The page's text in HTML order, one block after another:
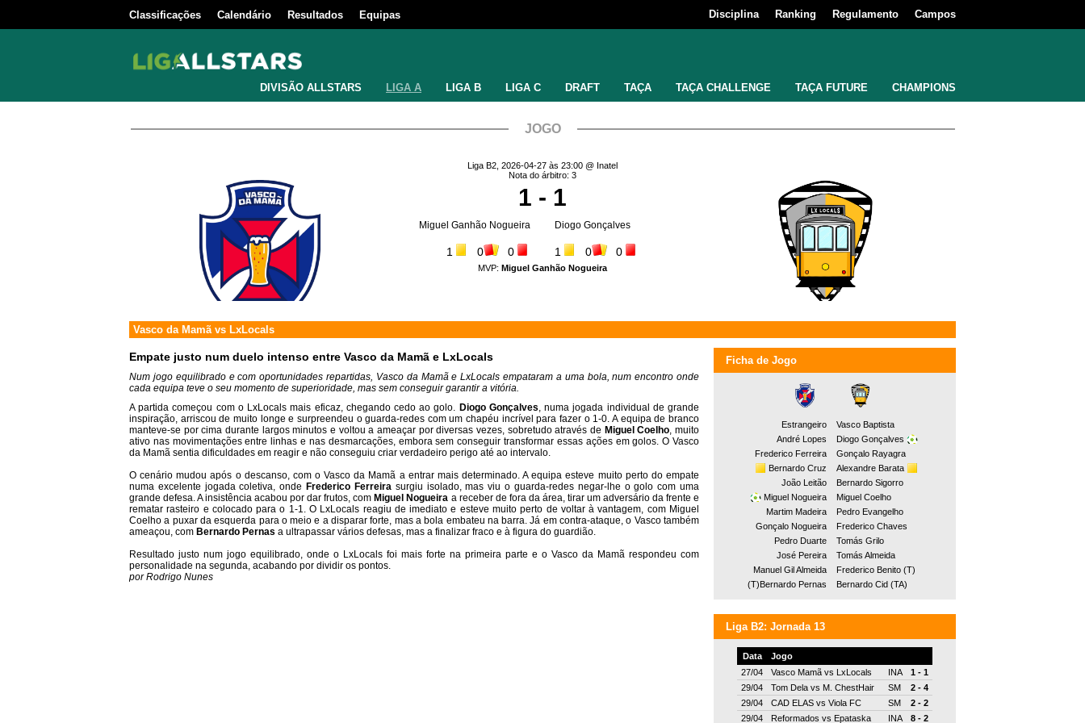
Classificações Calendário Resultados Equipas Disciplina Ranking Regulamento Campos
DIVISÃO ALLSTARS LIGA A LIGA B LIGA C DRAFT TAÇA TAÇA CHALLENGE TAÇA FUTURE CHAMPIONS
JOGO
Liga B2, 2026-04-27 às 23:00 @ Inatel
Nota do árbitro: 3
1 - 1
Miguel Ganhão Nogueira Diogo Gonçalves
1 0 0 1 0 0
MVP: Miguel Ganhão Nogueira
Vasco da Mamãvs LxLocals
Empate justo num duelo intenso entre Vasco da Mamã e LxLocals
Num jogo equilibrado e com oportunidades repartidas, Vasco da Mamã e LxLocals empataram a uma bola, num encontro onde
cada equipa teve o seu momento de superioridade, mas sem conseguir garantir a vitória.
A partida começou com o LxLocals mais eficaz, chegando cedo ao golo. Diogo Gonçalves, numa jogada individual de grande
inspiração, arriscou de muito longe e surpreendeu o guarda-redes com um chapéu incrível para fazer o 1-0. A equipa de branco
manteve-se por cima durante largos minutos e voltou a ameaçar por diversas vezes, sobretudo através de Miguel Coelho, muito
ativo nas movimentações entre linhas e nas desmarcações, embora sem conseguir transformar essas ações em golos. O Vasco
da Mamã sentia dificuldades em reagir e não conseguiu criar verdadeiro perigo até ao intervalo.
O cenário mudou após o descanso, com o Vasco da Mamã a entrar mais determinado. A equipa esteve muito perto do empate
numa excelente jogada coletiva, onde Frederico Ferreirasurgiu isolado, mas viu o guarda-redes negar-lhe o golo com uma
grande defesa. A insistência acabou por dar frutos, com Miguel Nogueira a receber de fora da área, tirar um adversário da frente e
rematar rasteiro e colocado para o 1-1. O LxLocals reagiu de imediato e esteve muito perto de voltar à vantagem, com Miguel
Coelho a puxar da esquerda para o meio e a disparar forte, mas a bola embateu na barra. Já em contra-ataque, o Vasco também
ameaçou, com Bernardo Pernas a ultrapassar vários defesas, mas a finalizar fraco e à figura do guardião.
Resultado justo num jogo equilibrado, onde o LxLocals foi mais forte na primeira parte e o Vasco da Mamã respondeu com
personalidade na segunda, acabando por dividir os pontos.
por Rodrigo Nunes
Ficha de Jogo
Estrangeiro
Vasco Baptista
André Lopes
Diogo Gonçalves
Frederico Ferreira
Gonçalo Rayagra
Bernardo Cruz
Alexandre Barata
João Leitão
Bernardo Sigorro
Miguel Nogueira
Miguel Coelho
Martim Madeira
Pedro Evangelho
Gonçalo Nogueira
Frederico Chaves
Pedro Duarte
Tomás Grilo
José Pereira
Tomás Almeida
Manuel Gil Almeida
Frederico Benito (T)
(T)Bernardo Pernas
Bernardo Cid (TA)
Liga B2: Jornada 13
Data
Jogo
27/04
Vasco Mamã vs LxLocals INA
1 - 1
29/04
Tom Dela vs M. ChestHair SM
2 - 4
29/04
CAD ELAS vs Viola FC SM
2 - 2
29/04
Reformados vs Epataska INA 8 - 2